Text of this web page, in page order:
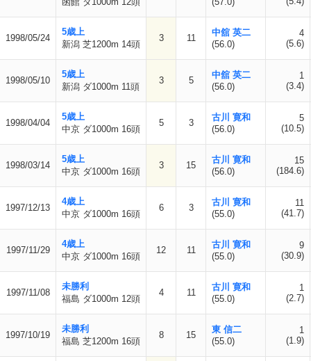
1998/05/24
5歳上
新潟 芝1200m 14頭
3 11
中舘 英二
(56.0)
4
(5.6)
1998/05/10
5歳上
新潟 ダ1000m 11頭
3 5
中舘 英二
(56.0)
1
(3.4)
1998/04/04
5歳上
中京 ダ1000m 16頭
5 3
古川 寛和
(56.0)
5
(10.5)
1998/03/14
5歳上
中京 ダ1000m 16頭
3 15
古川 寛和
(56.0)
15
(184.6)
1997/12/13
4歳上
中京 ダ1000m 16頭
6 3
古川 寛和
(55.0)
11
(41.7)
1997/11/29
4歳上
中京 ダ1000m 16頭
12 11
古川 寛和
(55.0)
9
(30.9)
1997/11/08
未勝利
福島 ダ1000m 12頭
4 11
古川 寛和
(55.0)
1
(2.7)
1997/10/19
未勝利
福島 芝1200m 16頭
8 15
東 信二
(55.0)
1
(1.9)